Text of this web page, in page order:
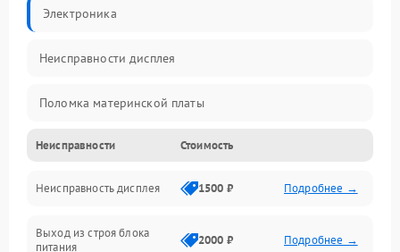
Электроника
Неисправности дисплея
Поломка материнской платы
Неисправность системы охлаждения
Неисправность BIOS
Повреждение корпуса
Неисправности Стоимость
Неисправность дисплея 1500 ₽ Подробнее →
Выход из строя блока
питания
2000 ₽ Подробнее →